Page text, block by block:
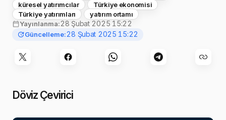
küresel yatırımcılar
Türkiye ekonomisi
Türkiye yatırımları
yatırım ortamı
Yayınlanma:28 Şubat 2025 15:22
Güncelleme:28 Şubat 2025 15:22
Döviz Çevirici